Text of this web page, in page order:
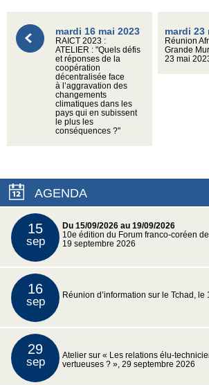
mardi 16 mai 2023
RAICT 2023 :
ATELIER : "Quels défis
et réponses de la
coopération
décentralisée face
à l’aggravation des
changements
climatiques dans les
pays qui en subissent
le plus les
conséquences ?"
mardi 23
Réunion
Grande
23 mai
AGENDA
15
sep
Du 15/09/2026 au 19/09/2026
10e édition du Forum franco-coréen
19 septembre 2026
16
sep Réunion d’information sur le Tchad, le
29
sep
Atelier sur « Les relations élu-
vertueuses ? », 29 septembre 2026